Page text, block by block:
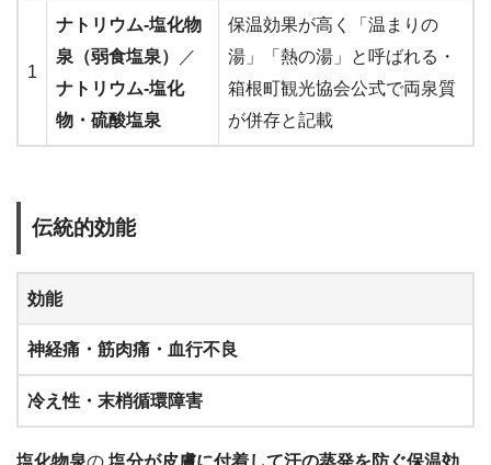
1
ナトリウム-塩化物
泉（弱食塩泉）
／
ナトリウム-塩化
物・硫酸塩泉
保温効果が高く「温まりの
湯」「熱の湯」と呼ばれる・
箱根町観光協会公式で両泉質
が併存と記載
伝統的効能
効能
神経痛・筋肉痛・血行不良
冷え性・末梢循環障害